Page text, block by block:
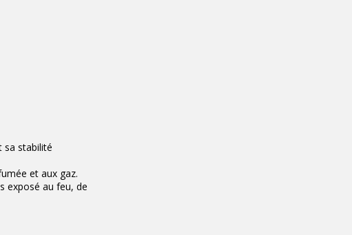
sa stabilité
et aux gaz.
exposé au feu, de